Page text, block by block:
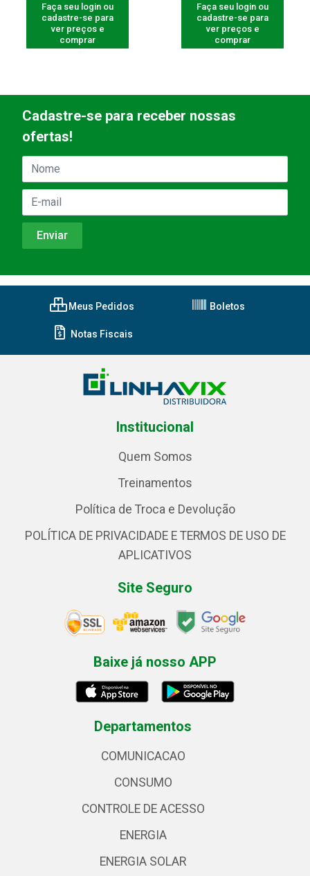
Faça seu login ou
cadastre-se para
ver preços e
comprar
Faça seu login ou
cadastre-se para
ver preços e
comprar
Cadastre-se para receber nossas
ofertas!
Meus Pedidos Boletos
Notas Fiscais
Institucional
Quem Somos
Treinamentos
Política de Troca e Devolução
POLÍTICA DE PRIVACIDADE E TERMOS DE USO DE
APLICATIVOS
Site Seguro
Baixe já nosso APP
Departamentos
COMUNICACAO
CONSUMO
CONTROLE DE ACESSO
ENERGIA
ENERGIA SOLAR